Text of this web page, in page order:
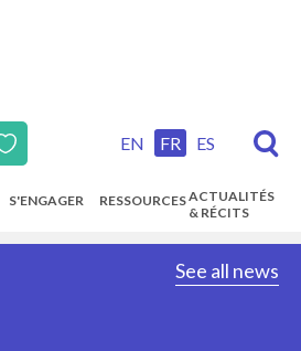
EN FR ES
S'ENGAGER RESSOURCESACTUALITÉS
& RÉCITS
See all news